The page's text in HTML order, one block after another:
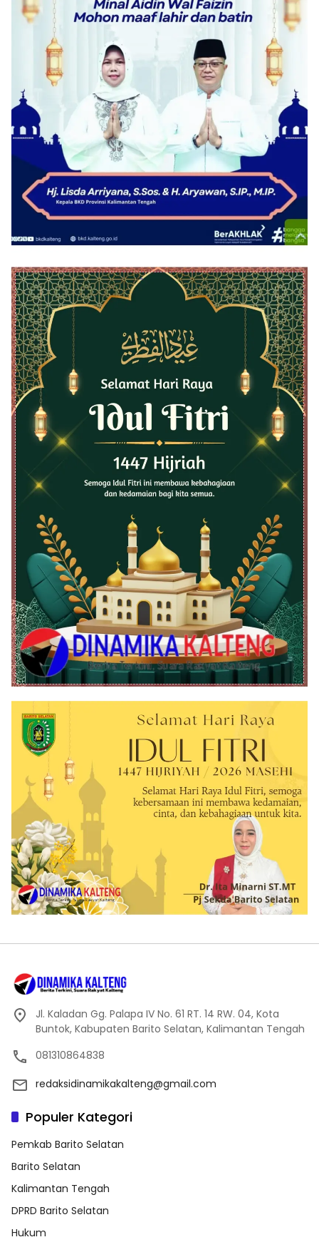
Jl. Kaladan Gg. Palapa IV No. 61 RT. 14 RW. 04, Kota
Buntok, Kabupaten Barito Selatan, Kalimantan Tengah
081310864838
redaksidinamikakalteng@gmail.com
Populer Kategori
Pemkab Barito Selatan
Barito Selatan
Kalimantan Tengah
DPRD Barito Selatan
Hukum